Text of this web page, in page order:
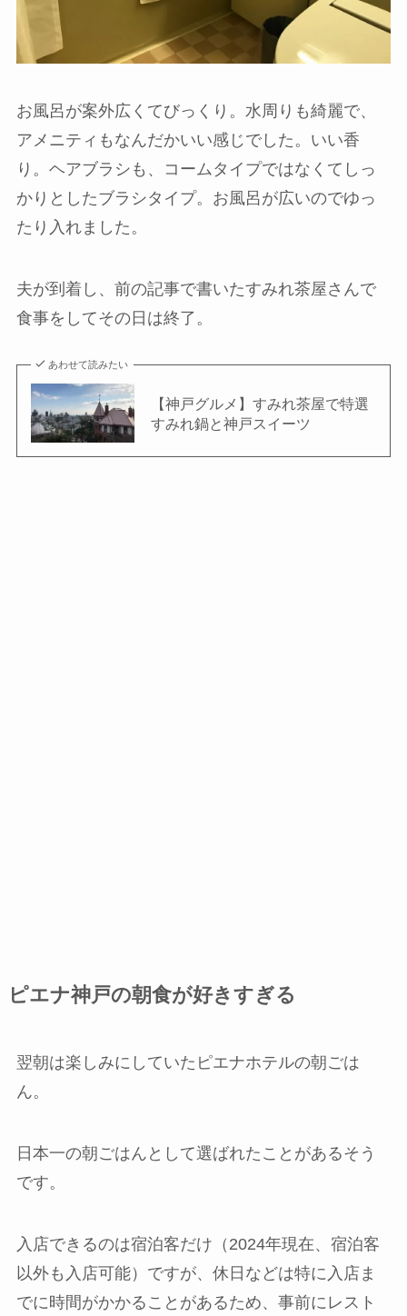
お風呂が案外広くてびっくり。水周りも綺麗で、
アメニティもなんだかいい感じでした。いい香
り。ヘアブラシも、コームタイプではなくてしっ
かりとしたブラシタイプ。お風呂が広いのでゆっ
たり入れました。
夫が到着し、前の記事で書いたすみれ茶屋さんで
食事をしてその日は終了。
あわせて読みたい
【神戸グルメ】すみれ茶屋で特選
すみれ鍋と神戸スイーツ
ピエナ神戸の朝食が好きすぎる
翌朝は楽しみにしていたピエナホテルの朝ごは
ん。
日本一の朝ごはんとして選ばれたことがあるそう
です。
入店できるのは宿泊客だけ（2024年現在、宿泊客
以外も入店可能）ですが、休日などは特に入店ま
でに時間がかかることがあるため、事前にレスト